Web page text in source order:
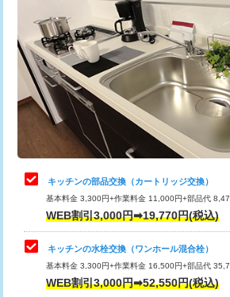
給水管工事※（バンド止め)
給水管工事※（支持金具設置)
給水管工事※（保温材使用（バンド止
め込み）)
給水管工事※（土の掘削・埋め戻し作
給水管工事※（塩ビ管（VP・HI）使
用/3ｍまで)
給水管工事※（塩ビ管（VP・HI）使
用（追加）/3ｍ超え)
給水管工事※（ライニング鋼管・銅
管・ポリ管・HT管使用/3ｍまで)
追加トーラー機使用/3m超え
カメラ調査
桝清掃
止水・漏水調査・防水処理・清掃・修
理・調整・分解・加工など（軽作業）
止水・漏水調査・防水処理・清掃・修
理・調整・分解・加工など（中作業）
止水・漏水調査・防水処理・清掃・修
理・調整・分解・加工など（重作業）
お風呂タンク脱着
その他部品の脱着
キッチンの部品交換（カートリッジ交換）
基本料金 3,300円+作業料金 11,000円+部品代
WEB割引3,000円➡19,770円(税込)
キッチンの水栓交換（ワンホール混合栓）
基本料金 3,300円+作業料金 16,500円+部品代
WEB割引3,000円➡52,550円(税込)